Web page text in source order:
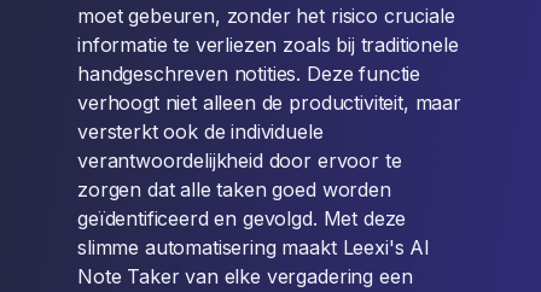
moet gebeuren, zonder het risico cruciale
informatie te verliezen zoals bij traditionele
handgeschreven notities. Deze functie
verhoogt niet alleen de productiviteit, maar
versterkt ook de individuele
verantwoordelijkheid door ervoor te
zorgen dat alle taken goed worden
geïdentificeerd en gevolgd. Met deze
slimme automatisering maakt Leexi's AI
Note Taker van elke vergadering een